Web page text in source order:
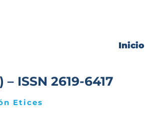
Inicio
ISSN 2619-6417
Etices